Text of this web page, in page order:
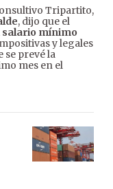
Tripartito,
, dijo que el
salario mínimo
y legales
se prevé la
mes en el